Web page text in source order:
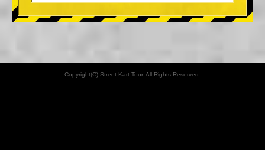
Copyright(C) Street Kart Tour. All Rights Reserved.